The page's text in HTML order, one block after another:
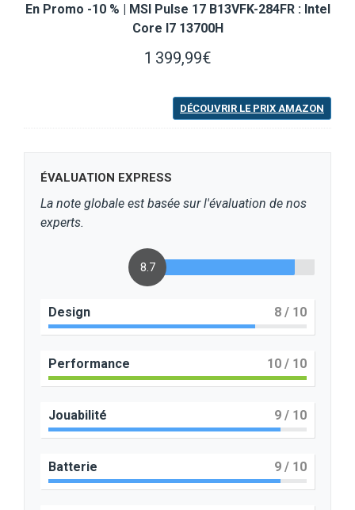
En Promo -10 % | MSI Pulse 17 B13VFK-284FR : Intel
Core I7 13700H
1 399,99€
DÉCOUVRIR LE PRIX AMAZON
ÉVALUATION EXPRESS
La note globale est basée sur l'évaluation de nos
experts.
8.7
Design 8 / 10
Performance 10 / 10
Jouabilité 9 / 10
Batterie 9 / 10